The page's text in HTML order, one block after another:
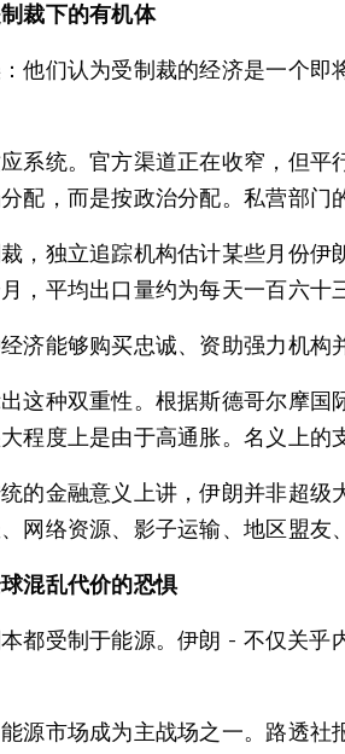
裁下的有机体
他们认为受制裁的经济是一个
系统。官方渠道正在收窄，但
配，而是按政治分配。私营部门
，独立追踪机构估计某些月份
，平均出口量约为每天一百六十
济能够购买忠诚、资助强力机构
这种双重性。根据斯德哥尔摩
程度上是由于高通胀。名义上的
的金融意义上讲，伊朗并非超
网络资源、影子运输、地区盟友
混乱代价的恐惧
都受制于能源。伊朗 - 不仅关
源市场成为主战场之一。路透